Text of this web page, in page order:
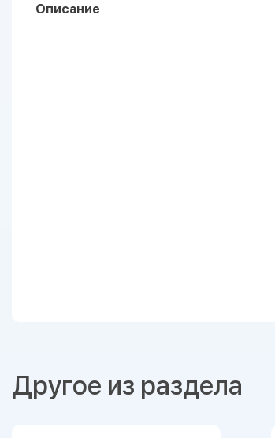
Описание
Другое из раздела